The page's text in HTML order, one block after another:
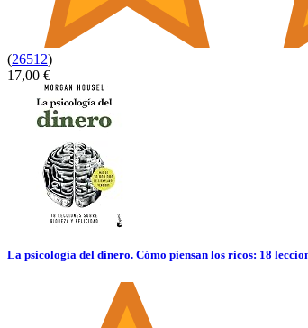
(26512)
17,00 €
La psicología del dinero. Cómo piensan los ricos: 18